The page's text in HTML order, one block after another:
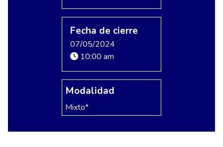
Fecha de cierre
07/05/2024
10:00 am
Modalidad
Mixto*